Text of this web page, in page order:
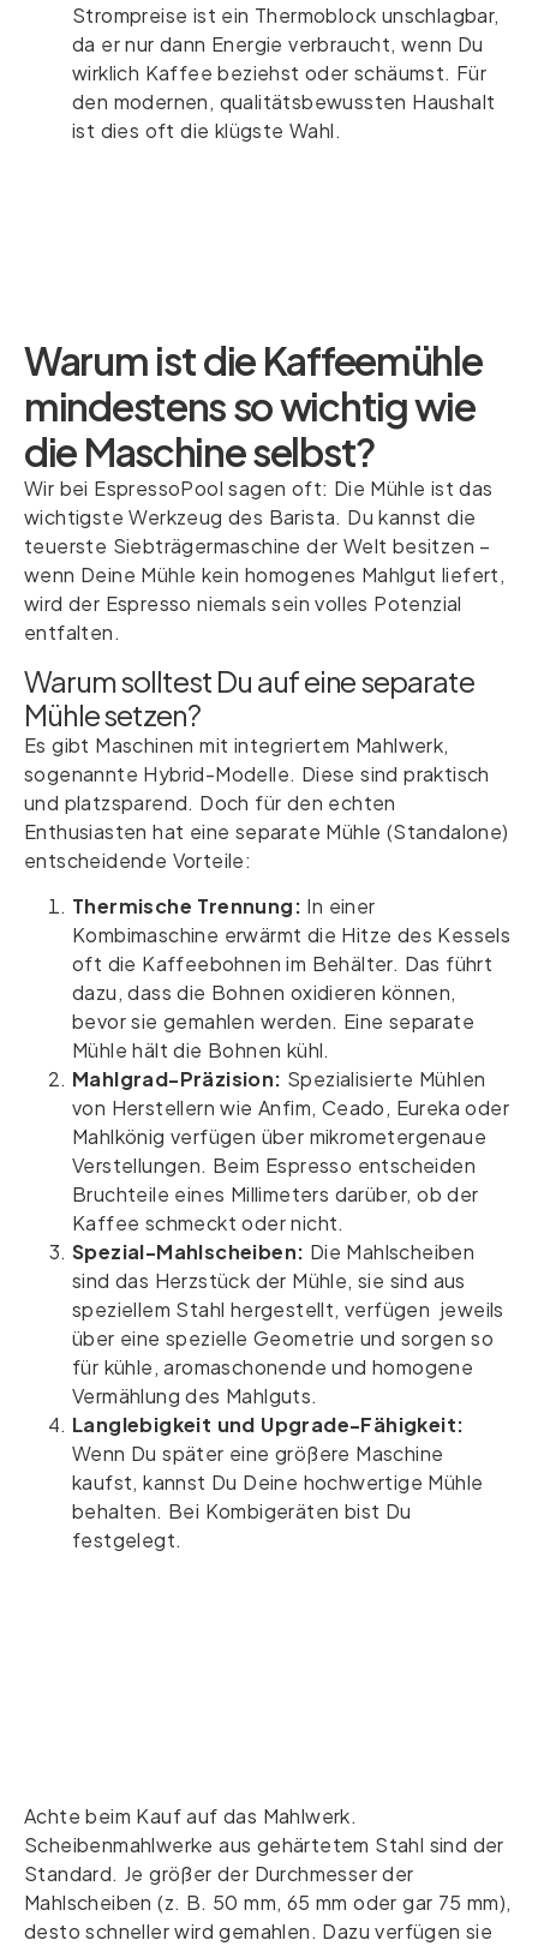
Strompreise ist ein Thermoblock unschlagbar,
da er nur dann Energie verbraucht, wenn Du
wirklich Kaffee beziehst oder schäumst. Für
den modernen, qualitätsbewussten Haushalt
ist dies oft die klügste Wahl.
Warum ist die Kaffeemühle
mindestens so wichtig wie
die Maschine selbst?
Wir bei EspressoPool sagen oft: Die Mühle ist das
wichtigste Werkzeug des Barista. Du kannst die
teuerste Siebträgermaschine der Welt besitzen –
wenn Deine Mühle kein homogenes Mahlgut liefert,
wird der Espresso niemals sein volles Potenzial
entfalten.
Warum solltest Du auf eine separate
Mühle setzen?
Es gibt Maschinen mit integriertem Mahlwerk,
sogenannte Hybrid-Modelle. Diese sind praktisch
und platzsparend. Doch für den echten
Enthusiasten hat eine separate Mühle (Standalone)
entscheidende Vorteile:
Thermische Trennung: In einer
Kombimaschine erwärmt die Hitze des Kessels
oft die Kaffeebohnen im Behälter. Das führt
dazu, dass die Bohnen oxidieren können,
bevor sie gemahlen werden. Eine separate
Mühle hält die Bohnen kühl.
Mahlgrad-Präzision: Spezialisierte Mühlen
von Herstellern wie Anfim, Ceado, Eureka oder
Mahlkönig verfügen über mikrometergenaue
Verstellungen. Beim Espresso entscheiden
Bruchteile eines Millimeters darüber, ob der
Kaffee schmeckt oder nicht.
Spezial-Mahlscheiben: Die Mahlscheiben
sind das Herzstück der Mühle, sie sind aus
speziellem Stahl hergestellt, verfügen jeweils
über eine spezielle Geometrie und sorgen so
für kühle, aromaschonende und homogene
Vermählung des Mahlguts.
Langlebigkeit und Upgrade-Fähigkeit:
Wenn Du später eine größere Maschine
kaufst, kannst Du Deine hochwertige Mühle
behalten. Bei Kombigeräten bist Du
festgelegt.
Achte beim Kauf auf das Mahlwerk.
Scheibenmahlwerke aus gehärtetem Stahl sind der
Standard. Je größer der Durchmesser der
Mahlscheiben (z. B. 50 mm, 65 mm oder gar 75 mm),
desto schneller wird gemahlen. Dazu verfügen sie